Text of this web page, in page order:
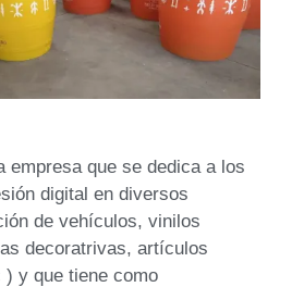
empresa que se dedica a los
digital en diversos
de vehículos, vinilos
decoratrivas, artículos
y que tiene como